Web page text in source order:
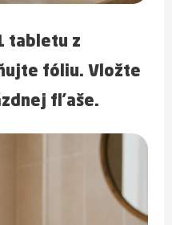
tabletu z
fóliu. Vložte
fľaše.